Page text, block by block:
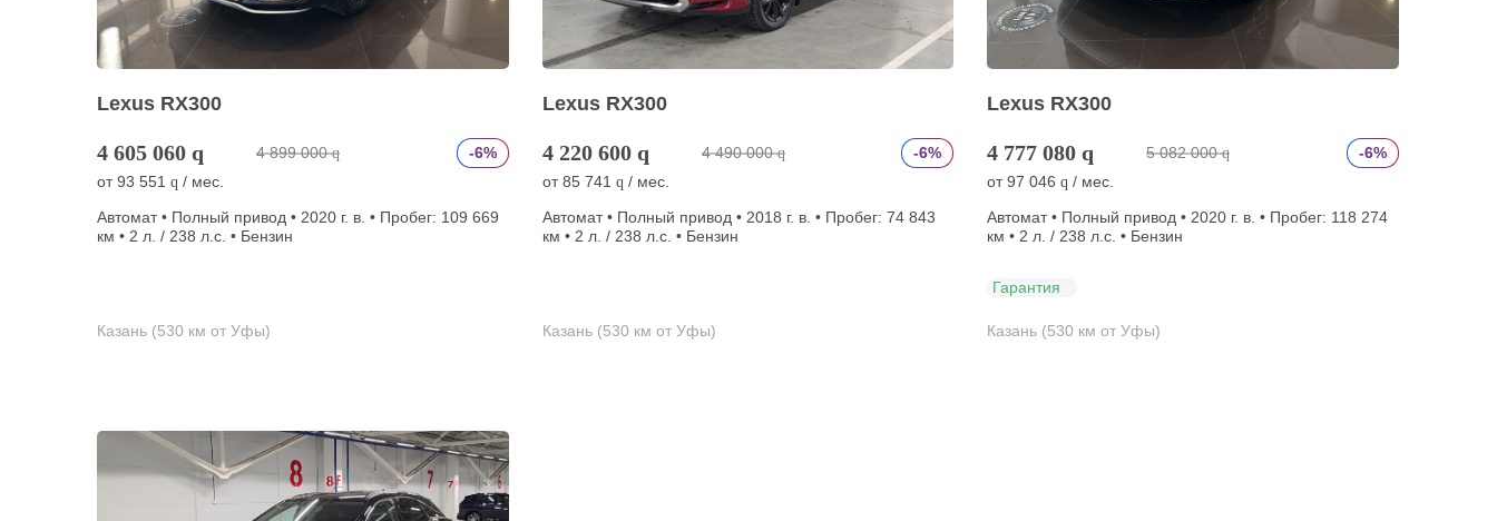
Lexus RX300
4 605 060 q 4 899 000 q
-6%
от93 551 q / мес.
Автомат • Полный привод • 2020 г. в. • Пробег: 109 669
км • 2 л. / 238 л.с. • Бензин
Казань (530 км от Уфы)
Lexus RX300
4 220 600 q 4 490 000 q
-6%
от85 741 q / мес.
Автомат • Полный привод • 2018 г. в. • Пробег: 74 843
км • 2 л. / 238 л.с. • Бензин
Казань (530 км от Уфы)
Lexus RX300
4 777 080 q 5 082 000 q
-6%
от97 046 q / мес.
Автомат • Полный привод • 2020 г. в. • Пробег: 118 274
км • 2 л. / 238 л.с. • Бензин
Гарантия
Казань (530 км от Уфы)